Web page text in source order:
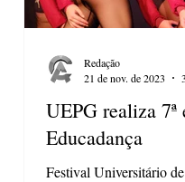
UEPG realiza 7ª
Educadança
Festival Universitário
Redação
21 de nov. de 2023